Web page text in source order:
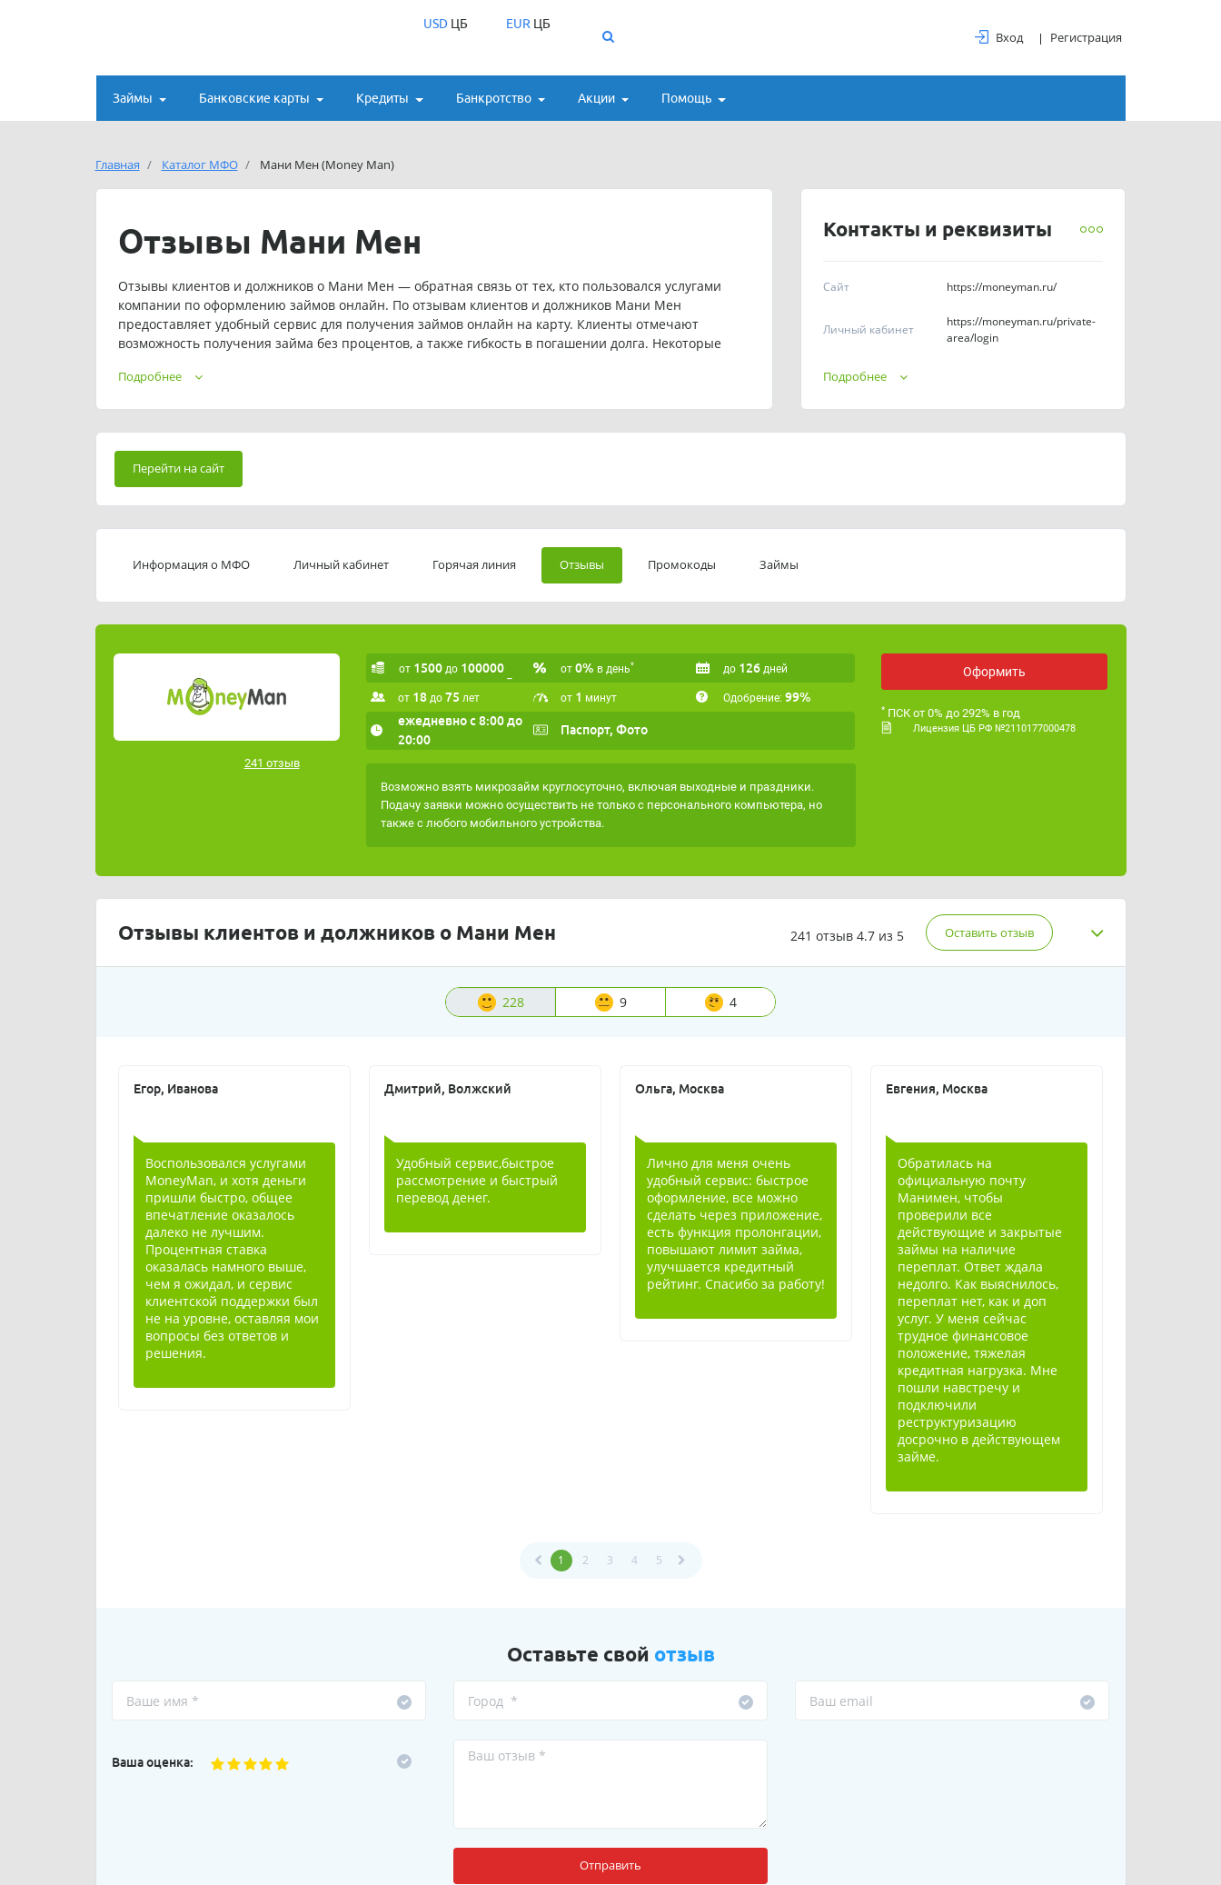
USDЦБ EUR ЦБ
Вход Регистрация
Займы Банковские карты Кредиты Банкротство Акции Помощь
Главная Каталог МФО Мани Мен (Money Man)
Контакты и реквизиты
Сайт https://moneyman.ru/
Личный кабинет
https://moneyman.ru/private-
area/login
Телефоны
График работы ежедневно с 8:00 до 20:00
Подробнее
Отзывы Мани Мен
Отзывы клиентов и должников о Мани Мен — обратная связь от тех, кто пользовался услугами
компании по оформлению займов онлайн. По отзывам клиентов и должников Мани Мен
предоставляет удобный сервис для получения займов онлайн на карту. Клиенты отмечают
возможность получения займа без процентов, а также гибкость в погашении долга. Некоторые
являетесь клиентом Мани Мен и имеете опыт работы с компанией, вы можете оставить свой
Подробнее
Перейти на сайт
Информация о МФО Личный кабинет Горячая линия Отзывы Промокоды Займы
241 отзыв
от 1500 до 100000 от 0% в день* до 126 дней
от 18 до 75 лет от 1 минут Одобрение: 99%
ежедневно с 8:00 до
20:00
Паспорт, Фото
Возможно взять микрозайм круглосуточно, включая выходные и праздники.
Подачу заявки можно осуществить не только с персонального компьютера, но
также с любого мобильного устройства.
Оформить
* ПСК от 0% до 292% в год
Лицензия ЦБ РФ №2110177000478
Отзывы клиентов и должников о Мани Мен 241 отзыв 4.7 из 5 Оставить отзыв
228 9 4
Егор, Иванова
Воспользовался услугами
MoneyMan, и хотя деньги
пришли быстро, общее
впечатление оказалось
далеко не лучшим.
Процентная ставка
оказалась намного выше,
чем я ожидал, и сервис
клиентской поддержки был
не на уровне, оставляя мои
вопросы без ответов и
решения.
Дмитрий, Волжский
Удобный сервис,быстрое
рассмотрение и быстрый
перевод денег.
Ольга, Москва
Лично для меня очень
удобный сервис: быстрое
оформление, все можно
сделать через приложение,
есть функция пролонгации,
повышают лимит займа,
улучшается кредитный
рейтинг. Спасибо за работу!
Евгения, Москва
Обратилась на
официальную почту
Манимен, чтобы
проверили все
действующие и закрытые
займы на наличие
переплат. Ответ ждала
недолго. Как выяснилось,
переплат нет, как и доп
услуг. У меня сейчас
трудное финансовое
положение, тяжелая
кредитная нагрузка. Мне
пошли навстречу и
подключили
реструктуризацию
досрочно в действующем
займе.
1 2 3 4 5
Оставьте свой отзыв
Ваша оценка:
Отправить